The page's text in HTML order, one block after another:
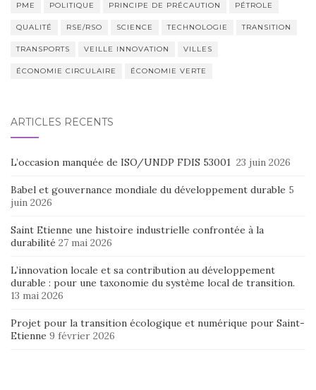
PME POLITIQUE PRINCIPE DE PRÉCAUTION PÉTROLE
QUALITÉ RSE/RSO SCIENCE TECHNOLOGIE TRANSITION
TRANSPORTS VEILLE INNOVATION VILLES
ÉCONOMIE CIRCULAIRE ÉCONOMIE VERTE
ARTICLES RÉCENTS
L’occasion manquée de ISO/UNDP FDIS 53001 23 juin 2026
Babel et gouvernance mondiale du développement durable 5
juin 2026
Saint Etienne une histoire industrielle confrontée à la
durabilité 27 mai 2026
L’innovation locale et sa contribution au développement
durable : pour une taxonomie du système local de transition.
13 mai 2026
Projet pour la transition écologique et numérique pour Saint-
Etienne 9 février 2026